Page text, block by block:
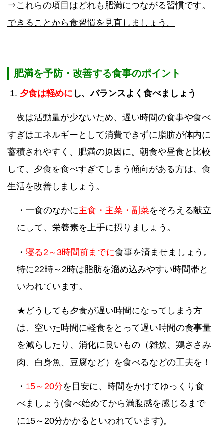
⇒これらの項目はどれも肥満につながる習慣です。
できることから食習慣を見直しましょう。
肥満を予防・改善する食事のポイント
​ 1. 夕食は軽めに し、バランスよく食べましょう​
​夜は活動量が少ないため、遅い時間の食事や食べ
すぎはエネルギーとして消費できずに脂肪が体内に
蓄積されやすく、肥満の原因に。朝食や昼食と比較
して、夕食を食べすぎてしまう傾向がある方は、食
生活を改善しましょう。
・一食のなかに主食・主菜・副菜をそろえる献立
にして、栄養素を上手に摂りましょう。
・ 寝る2～3時間前までに食事を済ませましょう。
特に22時～2時は脂肪を溜め込みやすい時間帯と
いわれています。
★どうしても夕食が遅い時間になってしまう方
は、空いた時間に軽食をとって遅い時間の食事量
を減らしたり、消化に良いもの（雑炊、鶏ささみ
肉、白身魚、豆腐など）を食べるなどの工夫を！
・ 15～20分を目安に、時間をかけてゆっくり食
べましょう(食べ始めてから満腹感を感じるまで
に15～20分かかるといわれています)。